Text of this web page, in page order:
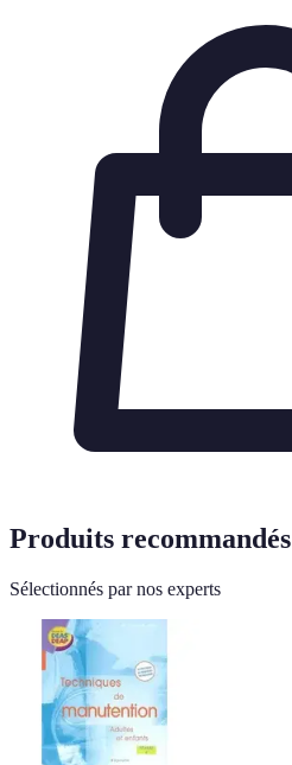
Produits recommandés
Sélectionnés par nos experts